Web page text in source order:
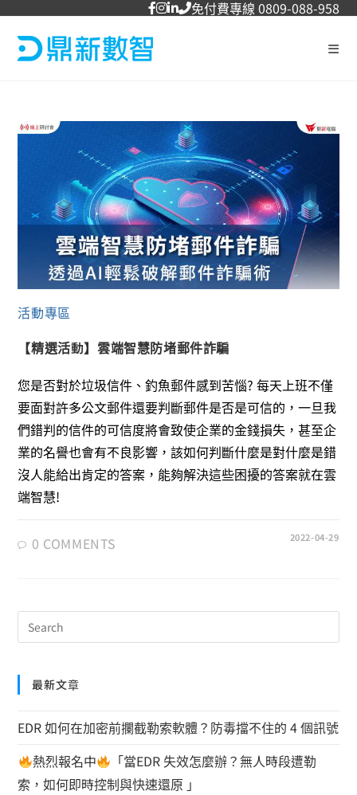
免付費專線 0809-088-958
活動專區
【精選活動】雲端智慧防堵郵件詐騙
您是否對於垃圾信件、釣魚郵件感到苦惱? 每天上班不僅
要面對許多公文郵件還要判斷郵件是否是可信的，一旦我
們錯判的信件的可信度將會致使企業的金錢損失，甚至企
業的名譽也會有不良影響，該如何判斷什麼是對什麼是錯
沒人能給出肯定的答案，能夠解決這些困擾的答案就在雲
端智慧!
0 COMMENTS 2022-04-29
最新文章
EDR 如何在加密前攔截勒索軟體？防毒擋不住的 4 個訊號
熱烈報名中
「當EDR 失效怎麼辦？無人時段遭勒
索，如何即時控制與快速還原 」